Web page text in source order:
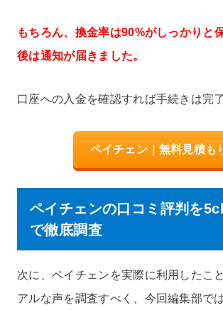
もちろん、換金率は90%がしっかりと
後は通知が届きました。
口座への入金を確認すれば手続きは完
ペイチェン｜無料見積も
ペイチェンの口コミ評判を
で徹底調査
次に、ペイチェンを実際に利用したこ
アルな声を調査すべく、今回編集部で